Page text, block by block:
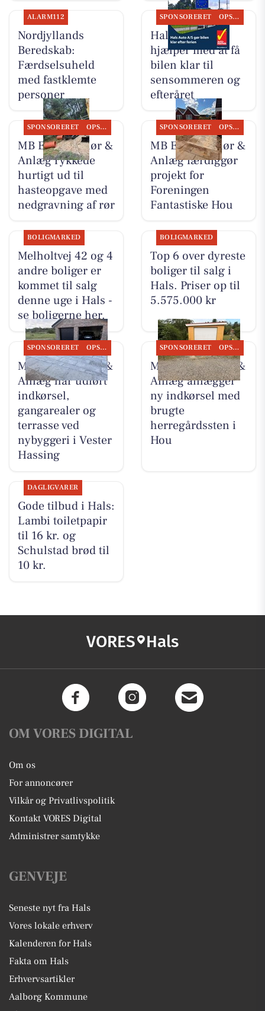
ALARM112
Nordjyllands
Beredskab:
Færdselsuheld
med fastklemte
personer
SPONSORERET OPSLAGSTAVLEN
Hals Auto A/S
hjælper med at få
bilen klar til
sensommeren og
efteråret
SPONSORERET OPSLAGSTAVLEN
MB Entreprenør &
Anlæg rykkede
hurtigt ud til
hasteopgave med
nedgravning af rør
SPONSORERET OPSLAGSTAVLEN
MB Entreprenør &
Anlæg færdiggør
projekt for
Foreningen
Fantastiske Hou
BOLIGMARKED
Melholtvej 42 og 4
andre boliger er
kommet til salg
denne uge i Hals -
se boligerne her.
BOLIGMARKED
Top 6 over dyreste
boliger til salg i
Hals. Priser op til
5.575.000 kr
SPONSORERET OPSLAGSTAVLEN
MB Entreprenør &
Anlæg har udført
indkørsel,
gangarealer og
terrasse ved
nybyggeri i Vester
Hassing
SPONSORERET OPSLAGSTAVLEN
MB Entreprenør &
Anlæg anlægger
ny indkørsel med
brugte
herregårdssten i
Hou
DAGLIGVARER
Gode tilbud i Hals:
Lambi toiletpapir
til 16 kr. og
Schulstad brød til
10 kr.
VORES Hals
OM VORES DIGITAL
Om os
For annoncører
Vilkår og Privatlivspolitik
Kontakt VORES Digital
Administrer samtykke
GENVEJE
Seneste nyt fra Hals
Vores lokale erhverv
Kalenderen for Hals
Fakta om Hals
Erhvervsartikler
Aalborg Kommune